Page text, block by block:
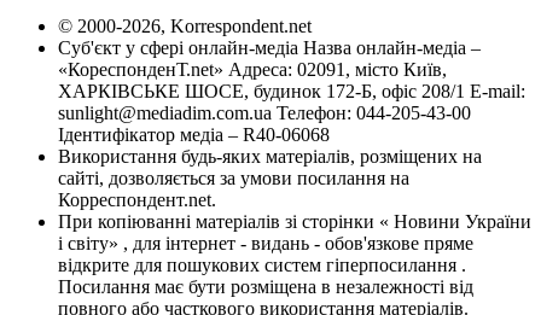
© 2000-2026, Korrespondent.net
Суб'єкт у сфері онлайн-медіа Назва онлайн-медіа –
«КореспонденТ.net» Адреса: 02091, місто Київ,
ХАРКІВСЬКЕ ШОСЕ, будинок 172-Б, офіс 208/1 E-mail:
sunlight@mediadim.com.ua Телефон: 044-205-43-00
Ідентифікатор медіа – R40-06068
Використання будь-яких матеріалів, розміщених на
сайті, дозволяється за умови посилання на
Корреспондент.net.
При копіюванні матеріалів зі сторінки « Новини України
і світу» , для інтернет - видань - обов'язкове пряме
відкрите для пошукових систем гіперпосилання .
Посилання має бути розміщена в незалежності від
повного або часткового використання матеріалів.